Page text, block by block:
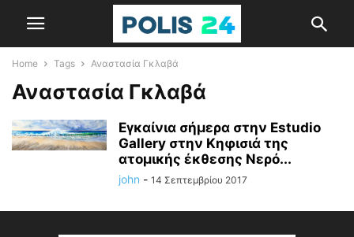
Home Tags Αναστασία Γκλαβά
Αναστασία Γκλαβά
Εγκαίνια σήμερα στην Estudio
Gallery στην Κηφισιά της
ατομικής έκθεσης Νερό...
john - 14 Σεπτεμβρίου 2017